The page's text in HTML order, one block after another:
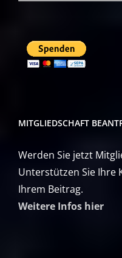
MITGLIEDSCHAFT
Werden Sie jetzt
Unterstützen Sie Ihre
Ihrem Beitrag.
Weitere Infos hier